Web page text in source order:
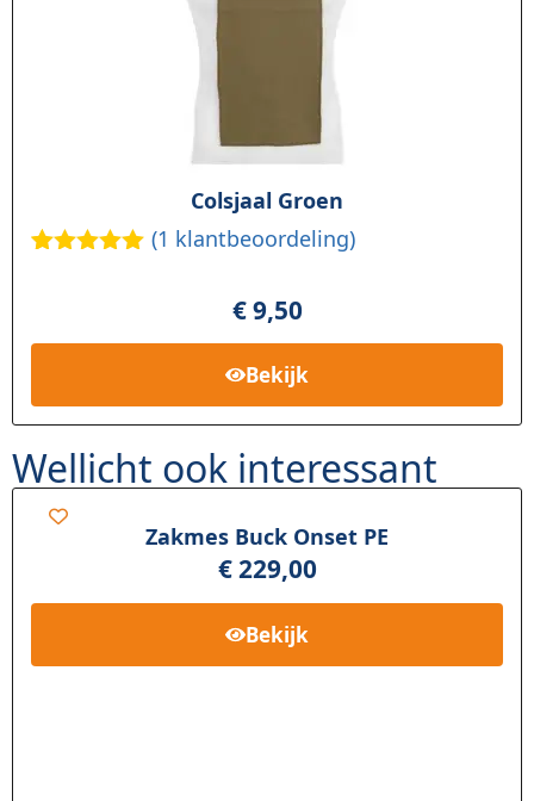
Colsjaal Groen
op
(1 klantbeoordeling)
€9,50
Bekijk
Wellicht ook interessant
Zakmes Buck Onset PE
€229,00
Bekijk